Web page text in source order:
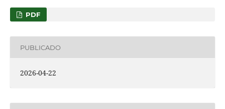
PDF
PUBLICADO
2026-04-22